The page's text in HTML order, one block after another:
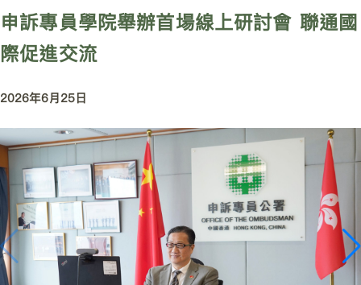
申訴專員學院舉辦首場線上研討會 聯通國
際促進交流
2026年6月25日